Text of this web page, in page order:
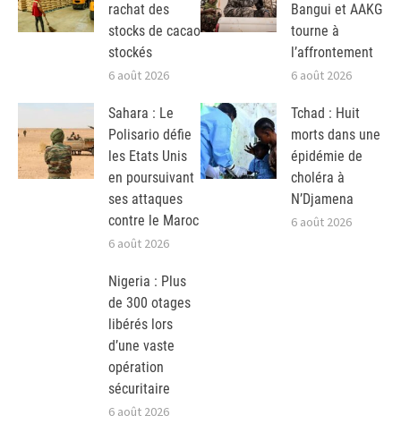
rachat des
stocks de cacao
stockés
6 août 2026
Bangui et AAKG
tourne à
l’affrontement
6 août 2026
Sahara : Le
Polisario défie
les Etats Unis
en poursuivant
ses attaques
contre le Maroc
6 août 2026
Tchad : Huit
morts dans une
épidémie de
choléra à
N’Djamena
6 août 2026
Nigeria : Plus
de 300 otages
libérés lors
d’une vaste
opération
sécuritaire
6 août 2026